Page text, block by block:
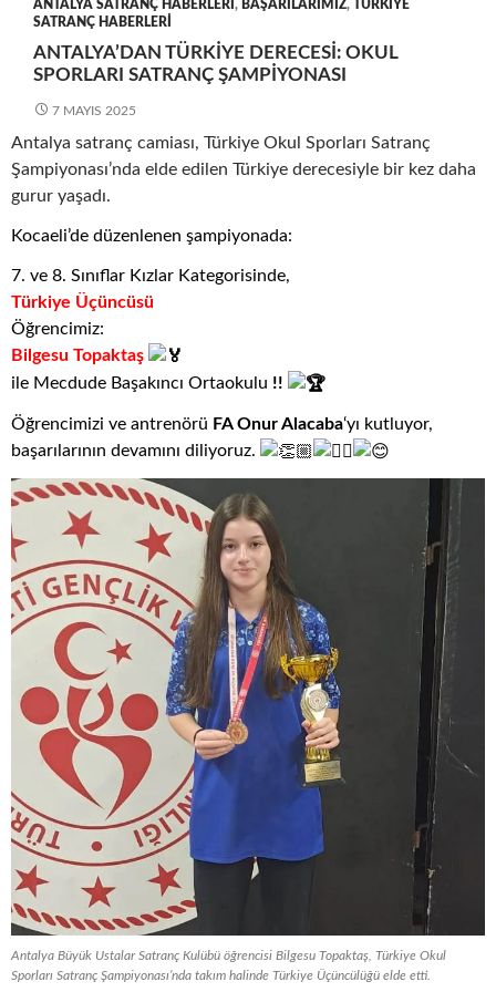
ANTALYA SATRANÇ HABERLERI , BAŞARILARIMIZ, TÜRKIYE
SATRANÇ HABERLERI
ANTALYA’DAN TÜRKIYE DERECESI: OKUL
SPORLARI SATRANÇ ŞAMPIYONASI
7 MAYIS 2025
Antalya satranç camiası, Türkiye Okul Sporları Satranç
Şampiyonası’nda elde edilen Türkiye derecesiyle bir kez daha
gurur yaşadı.
Kocaeli’de düzenlenen şampiyonada:
7. ve 8. Sınıflar Kızlar Kategorisinde,
Türkiye Üçüncüsü
Öğrencimiz:
Bilgesu Topaktaş
ile Mecdude Başakıncı Ortaokulu !!
Öğrencimizi ve antrenörü FA Onur Alacaba‘yı kutluyor,
başarılarının devamını diliyoruz.
Antalya Büyük Ustalar Satranç Kulübü öğrencisi Bilgesu Topaktaş, Türkiye Okul
Sporları Satranç Şampiyonası’nda takım halinde Türkiye Üçüncülüğü elde etti.